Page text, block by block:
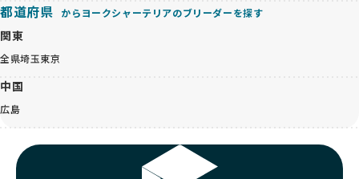
都道府県 からヨークシャーテリアのブリーダーを探す
関東
全県埼玉東京
中国
広島